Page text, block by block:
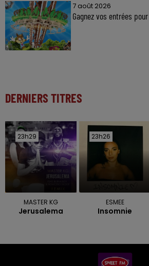
7 août 2026
Gagnez vos entrées
DERNIERS TITRES
23h29
23h29
MASTER KG
Jerusalema
23h26
23h26
ESMEE
Insomnie